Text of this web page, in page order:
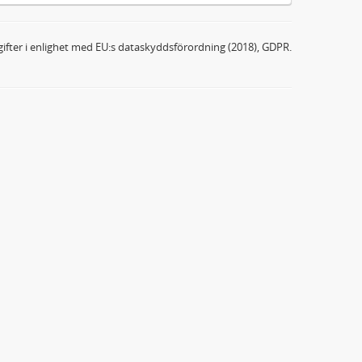
i enlighet med EU:s dataskyddsförordning (2018), GDPR.